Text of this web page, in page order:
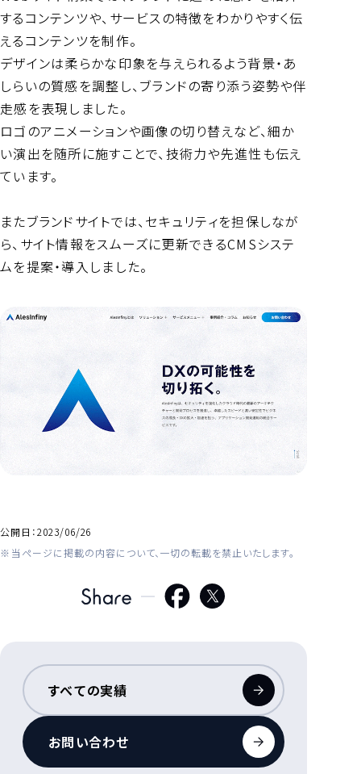
するコンテンツや、サービスの特徴をわかりやすく伝
えるコンテンツを制作。
デザインは柔らかな印象を与えられるよう背景・あ
しらいの質感を調整し、ブランドの寄り添う姿勢や伴
走感を表現しました。
ロゴのアニメーションや画像の切り替えなど、細か
い演出を随所に施すことで、技術力や先進性も伝え
ています。
またブランドサイトでは、セキュリティを担保しなが
ら、サイト情報をスムーズに更新できるCMSシステ
ムを提案・導入しました。
公開日：2023/06/26
当ページに掲載の内容について、一切の転載を禁止いたします。
すべての実績
お問い合わせ